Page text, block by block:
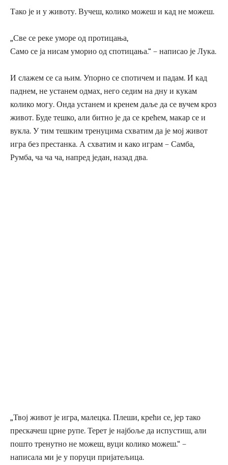
Тако је и у животу. Вучеш, колико можеш и кад не можеш.
„Све се реке уморе од протицања,
Само се ја нисам уморио од спотицања.“ – написао је Лука.
И слажем се са њим. Упорно се спотичем и падам. И кад
паднем, не устанем одмах, него седим на дну и кукам
колико могу. Онда устанем и кренем даље да се вучем кроз
живот. Буде тешко, али битно је да се крећем, макар се и
вукла. У тим тешким тренуцима схватим да је мој живот
игра без престанка. А схватим и како играм – Самба,
Румба, ча ча ча, напред један, назад два.
„Твој живот је игра, малецка. Плеши, крећи се, јер тако
прескачеш црне рупе. Терет је најбоље да испустиш, али
пошто тренутно не можеш, вуци колико можеш.“ –
написала ми је у поруци пријатељица.